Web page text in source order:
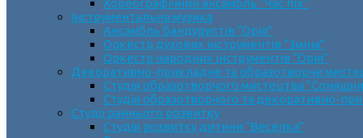
Інструментальна музика
Ансамбль бандуристів “Орія”
Оркестр духових інструментів “Зміна”
Оркестр народних інструментів “Орія”
Декоративно-прикладне та образотворче
Cтудія образотворчого мистецтва
Студія образотворчого та декоративно-
Студії раннього розвитку
Студія розвитку дитини “Веселка”